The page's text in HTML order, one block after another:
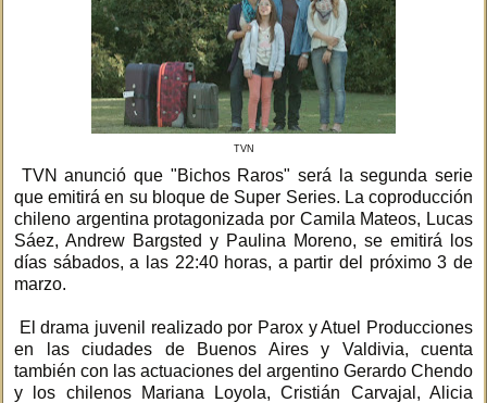
TVN
TVN anunció que "Bichos Raros" será la segunda serie
que emitirá en su bloque de Super Series. La coproducción
chileno argentina protagonizada por Camila Mateos, Lucas
Sáez, Andrew Bargsted y Paulina Moreno, se emitirá los
días sábados, a las 22:40 horas, a partir del próximo 3 de
marzo.
El drama juvenil realizado por Parox y Atuel Producciones
en las ciudades de Buenos Aires y Valdivia, cuenta
también con las actuaciones del argentino Gerardo Chendo
y los chilenos Mariana Loyola, Cristián Carvajal, Alicia